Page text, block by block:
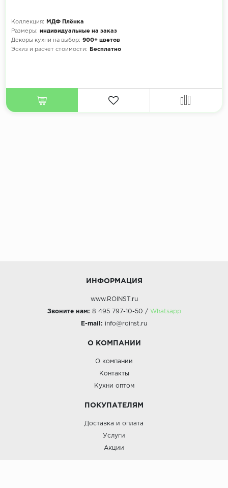
Коллекция:
МДФ Плёнка
Размеры: индивидуальные на заказ
Декоры кухни на выбор: 900+ цветов
Эскиз и расчет стоимости:
Бесплатно
ИНФОРМАЦИЯ
www.ROINST.ru
Звоните нам: 8 495 797-10-50 / Whatsapp
E-mail: info@roinst.ru
О КОМПАНИИ
О компании
Контакты
Кухни оптом
ПОКУПАТЕЛЯМ
Доставка и оплата
Услуги
Акции